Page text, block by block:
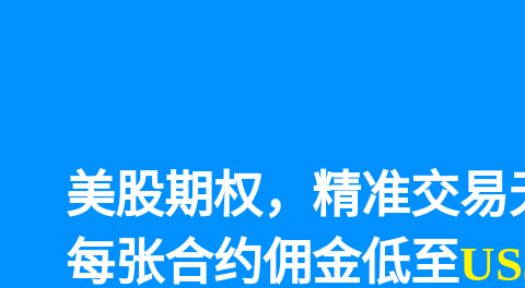
美股期权，精准交易
每张合约佣金低至